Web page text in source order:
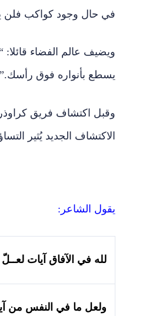
في حال وجود كواكب فلن
ويضيف عالم الفضاء
يسطع بأنواره فوق رأسك.”
الاكتشاف الجديد يُثير
يقول الشاعر:
لله في الآفاق آيات لعــلّ
ولعل ما في النفس من